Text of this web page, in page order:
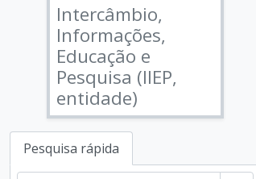
Intercâmbio,
Informações,
Educação e
Pesquisa (IIEP,
entidade)
Pesquisa rápida